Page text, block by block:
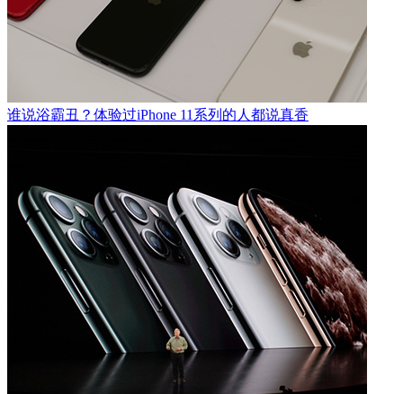
谁说浴霸丑？体验过iPhone 11系列的人都说真香